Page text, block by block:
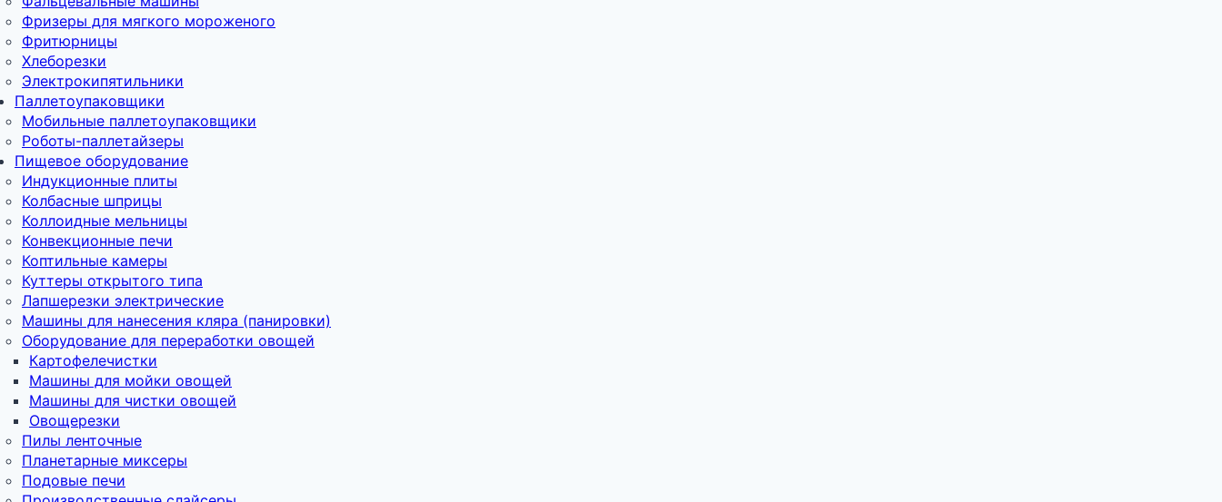
Фризеры для мягкого мороженого
Фритюрницы
Хлеборезки
Электрокипятильники
Паллетоупаковщики
Мобильные паллетоупаковщики
Роботы-паллетайзеры
Пищевое оборудование
Индукционные плиты
Колбасные шприцы
Коллоидные мельницы
Конвекционные печи
Коптильные камеры
Куттеры открытого типа
Лапшерезки электрические
Машины для нанесения кляра (панировки)
Оборудование для переработки овощей
Картофелечистки
Машины для мойки овощей
Машины для чистки овощей
Овощерезки
Пилы ленточные
Планетарные миксеры
Подовые печи